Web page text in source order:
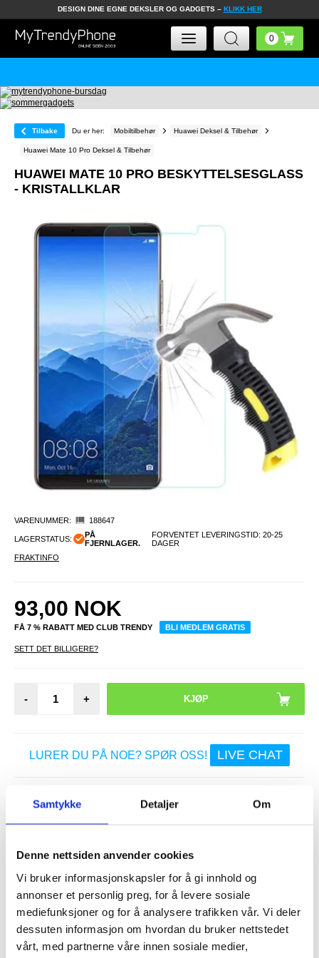
Samtykke Detaljer Om
Denne nettsiden anvender cookies
Vi bruker informasjonskapsler for å gi innhold og
annonser et personlig preg, for å levere sosiale
mediefunksjoner og for å analysere trafikken vår. Vi deler
dessuten informasjon om hvordan du bruker nettstedet
vårt, med partnerne våre innen sosiale medier,
DESIGN DINE EGNE DEKSLER OG GADGETS – KLIKK HER
Tilbake Du er her: Mobiltilbehør Huawei Deksel & Tilbehør
Huawei Mate 10 Pro Deksel & Tilbehør
HUAWEI MATE 10 PRO BESKYTTELSESGLASS
- KRISTALLKLAR
VARENUMMER: 188647
LAGERSTATUS:
PÅ
FJERNLAGER.
FORVENTET LEVERINGSTID: 20-25
DAGER
FRAKTINFO
93,00 NOK
FÅ 7 % RABATT MED CLUB TRENDY BLI MEDLEM GRATIS
SETT DET BILLIGERE?
- +
LURER DU PÅ NOE? SPØR OSS! LIVE CHAT
Beskrivelse Anmeldelser
til din Huawei Mate 10 Pro. Den er kun 0,3mm tynn,
ultragjennomsiktig og endrer ikke berøringsskjermens
reaksjonsfølsomhet. Det oleofobiske belegget hindrer forskjellig
forurensing.
Produktinformasjon:
- En skjermbeskyttelse av ultragjennomsiktig, herdet glass til
Huawei Mate 10 Pro